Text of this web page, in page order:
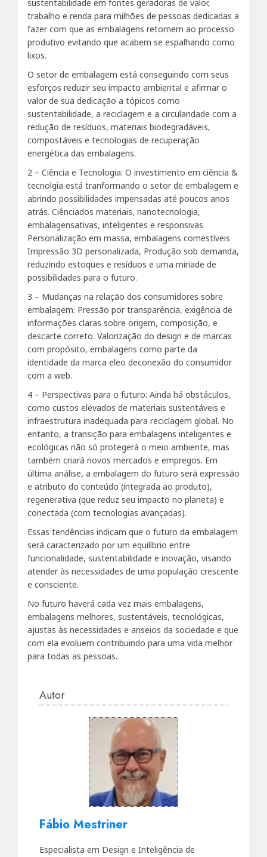
sustentabilidade em fontes geradoras de valor,
trabalho e renda para milhões de pessoas dedicadas a
fazer com que as embalagens retornem ao processo
produtivo evitando que acabem se espalhando como
lixos.
O setor de embalagem está conseguindo com seus
esforços reduzir seu impacto ambiental e afirmar o
valor de sua dedicação a tópicos como
sustentabilidade, a reciclagem e a circularidade com a
redução de resíduos, materiais biodegradáveis,
compostáveis e tecnologias de recuperação
energética das embalagens.
2 – Ciência e Tecnologia: O investimento em ciência &
tecnolgia está tranformando o setor de embalagem e
abrindo possibilidades impensadas até poucos anos
atrás. Ciênciados materiais, nanotecnologia,
embalagensativas, inteligentes e responsivas.
Personalização em massa, embalagens comestíveis
Impressão 3D personalizada, Produção sob demanda,
reduzindo estoques e resíduos e uma miriade de
possibilidades para o futuro.
3 – Mudanças na relação dos consumidores sobre
embalagem: Pressão por transparência, exigência de
informações claras sobre origem, composição, e
descarte correto. Valorização do design e de marcas
com propósito, embalagens como parte da
identidade da marca eleo deconexão do consumidor
com a web.
4 – Perspectivas para o futuro: Ainda há obstáculos,
como custos elevados de materiais sustentáveis e
infraestrutura inadequada para reciclagem global. No
entanto, a transição para embalagens inteligentes e
ecológicas não só protegerá o meio ambiente, mas
também criará novos mercados e empregos. Em
última análise, a embalagem do futuro será expressão
e atributo do conteúdo (integrada ao produto),
regenerativa (que reduz seu impacto no planeta) e
conectada (com tecnologias avançadas).
Essas tendências indicam que o futuro da embalagem
será caracterizado por um equilíbrio entre
funcionalidade, sustentabilidade e inovação, visando
atender às necessidades de uma população crescente
e consciente.
No futuro haverá cada vez mais embalagens,
embalagens melhores, sustentáveis, tecnológicas,
ajustas às necessidades e anseios da sociedade e que
com ela evoluem contribuindo para uma vida melhor
para todas as pessoas.
Autor
Fábio Mestriner
Especialista em Design e Inteligência de